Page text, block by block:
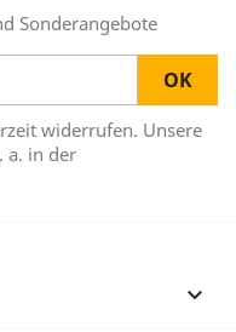
Sonderangebote
widerrufen. Unsere
a. in der
